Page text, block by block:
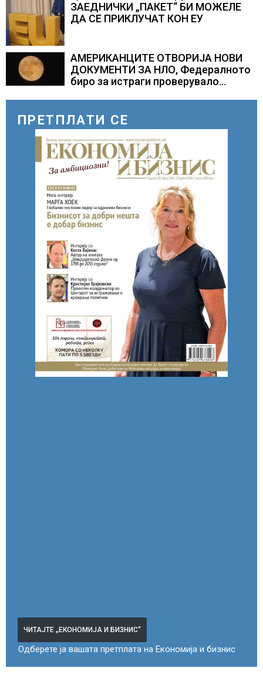
ЗАЕДНИЧКИ „ПАКЕТ“ БИ МОЖЕЛЕ
ДА СЕ ПРИКЛУЧАТ КОН ЕУ
АМЕРИКАНЦИТЕ ОТВОРИЈА НОВИ
ДОКУМЕНТИ ЗА НЛО, Федералното
биро за истраги проверувало
ПРЕТПЛАТИ СЕ
ЧИТАЈТЕ „ЕКОНОМИЈА И БИЗНИС“
Одберете ја вашата претплата на Економија и бизнис